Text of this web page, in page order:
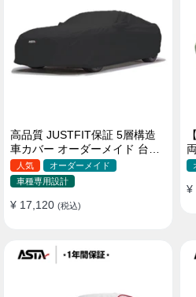
高品質 JUSTFIT保証 5層構造
車カバー オーダーメイド 台風
対策 裏起毛 防水 耐久性 傷保護
人気
オーダーメイド
車種専用設計
¥ 17,120 (税込)
¥